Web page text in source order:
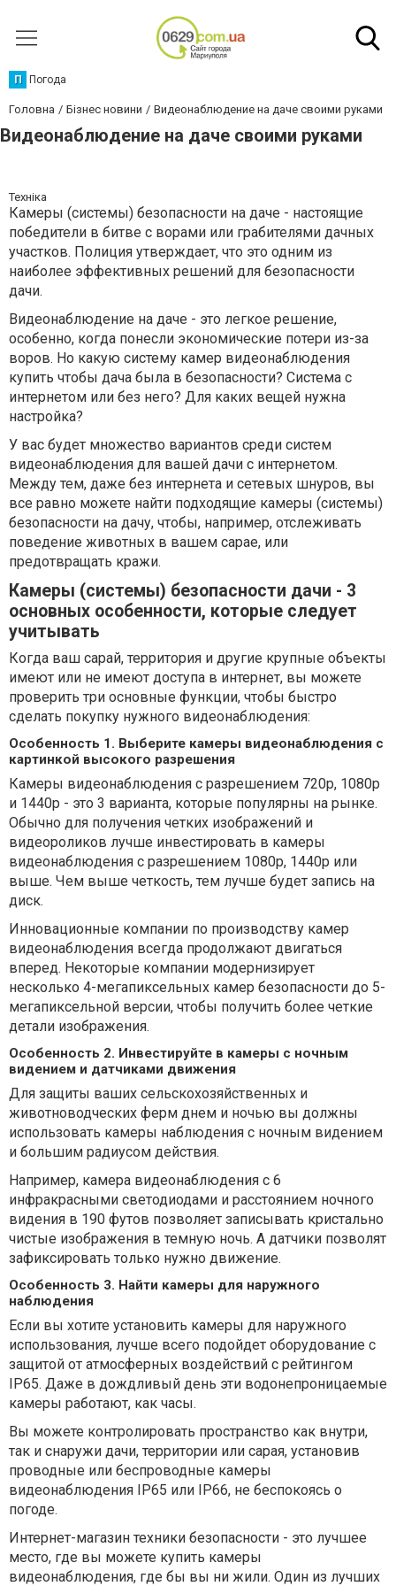
П Погода
Головна Бізнес новини Видеонаблюдение на даче своими руками
Видеонаблюдение на даче своими руками
Техніка
Камеры (системы) безопасности на даче - настоящие
победители в битве с ворами или грабителями дачных
участков. Полиция утверждает, что это одним из
наиболее эффективных решений для безопасности
дачи.
Видеонаблюдение на даче - это легкое решение,
особенно, когда понесли экономические потери из-за
воров. Но какую систему камер видеонаблюдения
купить чтобы дача была в безопасности? Система с
интернетом или без него? Для каких вещей нужна
настройка?
У вас будет множество вариантов среди систем
видеонаблюдения для вашей дачи с интернетом.
Между тем, даже без интернета и сетевых шнуров, вы
все равно можете найти подходящие камеры (системы)
безопасности на дачу, чтобы, например, отслеживать
поведение животных в вашем сарае, или
предотвращать кражи.
Камеры (системы) безопасности дачи - 3
основных особенности, которые следует
учитывать
Когда ваш сарай, территория и другие крупные объекты
имеют или не имеют доступа в интернет, вы можете
проверить три основные функции, чтобы быстро
сделать покупку нужного видеонаблюдения:
Особенность 1. Выберите камеры видеонаблюдения с
картинкой высокого разрешения
Камеры видеонаблюдения с разрешением 720p, 1080p
и 1440p - это 3 варианта, которые популярны на рынке.
Обычно для получения четких изображений и
видеороликов лучше инвестировать в камеры
видеонаблюдения с разрешением 1080p, 1440p или
выше. Чем выше четкость, тем лучше будет запись на
диск.
Инновационные компании по производству камер
видеонаблюдения всегда продолжают двигаться
вперед. Некоторые компании модернизирует
несколько 4-мегапиксельных камер безопасности до 5-
мегапиксельной версии, чтобы получить более четкие
детали изображения.
Особенность 2. Инвестируйте в камеры с ночным
видением и датчиками движения
Для защиты ваших сельскохозяйственных и
животноводческих ферм днем ​​и ночью вы должны
использовать камеры наблюдения с ночным видением
и большим радиусом действия.
Например, камера видеонаблюдения с 6
инфракрасными светодиодами и расстоянием ночного
видения в 190 футов позволяет записывать кристально
чистые изображения в темную ночь. А датчики позволят
зафиксировать только нужно движение.
Особенность 3. Найти камеры для наружного
наблюдения
Если вы хотите установить камеры для наружного
использования, лучше всего подойдет оборудование с
защитой от атмосферных воздействий с рейтингом
IP65. Даже в дождливый день эти водонепроницаемые
камеры работают, как часы.
Вы можете контролировать пространство как внутри,
так и снаружи дачи, территории или сарая, установив
проводные или беспроводные камеры
видеонаблюдения IP65 или IP66, не беспокоясь о
погоде.
Интернет-магазин техники безопасности - это лучшее
место, где вы можете купить камеры
видеонаблюдения, где бы вы ни жили. Один из лучших